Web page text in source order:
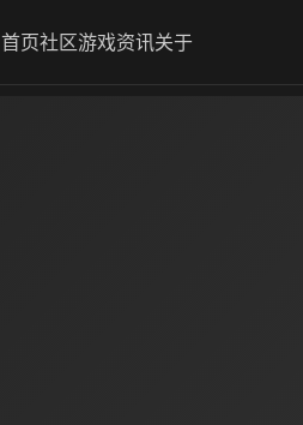
首页社区游戏资讯关于